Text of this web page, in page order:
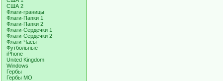
США 2
Флаги-границы
Флаги-Папки 1
Флаги-Папки 2
Флаги-Сердечки 1
Флаги-Сердечки 2
Флаги-Часы
Футбольные
iPhone
United Kingdom
Windows
Гербы
Гербы МО